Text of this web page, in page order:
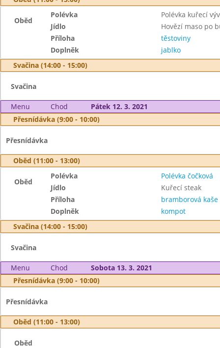
Oběd
Polévka
Polévka kuřecí
Jídlo
Hovězí maso po
Příloha
těstoviny
Doplněk
jablko
Svačina (14:00 - 15:00)
Svačina
Menu Chod
Pátek 12. 3. 2021
Přesnídávka (9:00 - 10:00)
Přesnídávka
Oběd (11:00 - 13:00)
Oběd
Polévka
Polévka čočková
Jídlo
Kuřecí steak
Příloha
bramborová kaše
Doplněk
kompot
Svačina (14:00 - 15:00)
Svačina
Menu Chod
Sobota 13. 3. 2021
Přesnídávka (9:00 - 10:00)
Přesnídávka
Oběd (11:00 - 13:00)
Oběd